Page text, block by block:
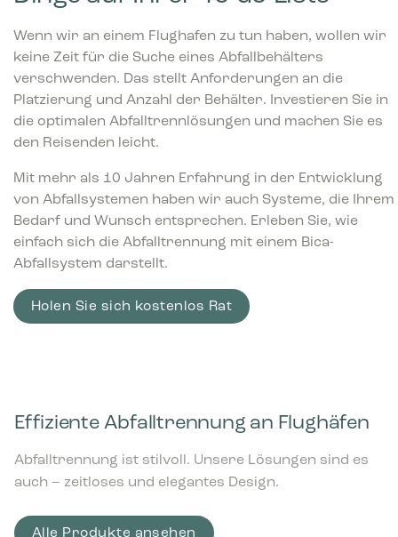
Wenn wir an einem Flughafen zu tun haben, wollen wir
keine Zeit für die Suche eines Abfallbehälters
verschwenden. Das stellt Anforderungen an die
Platzierung und Anzahl der Behälter. Investieren Sie in
die optimalen Abfalltrennlösungen und machen Sie es
den Reisenden leicht.
Mit mehr als 10 Jahren Erfahrung in der Entwicklung
von Abfallsystemen haben wir auch Systeme, die Ihrem
Bedarf und Wunsch entsprechen. Erleben Sie, wie
einfach sich die Abfalltrennung mit einem Bica-
Abfallsystem darstellt.
Holen Sie sich kostenlos Rat
Effiziente Abfalltrennung an Flughäfen
Abfalltrennung ist stilvoll. Unsere Lösungen sind es
auch – zeitloses und elegantes Design.
Alle Produkte ansehen